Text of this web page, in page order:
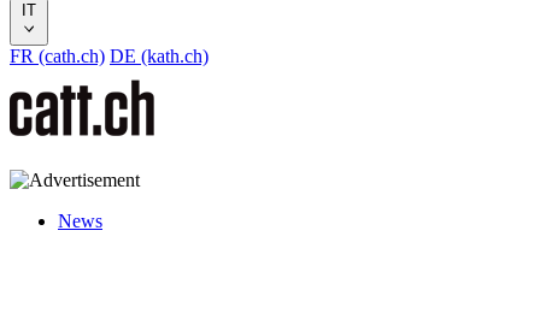
IT
FR (cath.ch) DE (kath.ch)
News